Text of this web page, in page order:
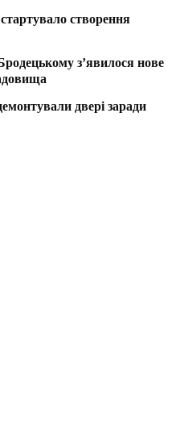
створення
з’явилося нове
двері заради